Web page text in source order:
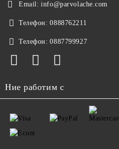
Email: info@parvolache.com
Телефон: 0888762211
Телефон: 0887799927
Ние работим с